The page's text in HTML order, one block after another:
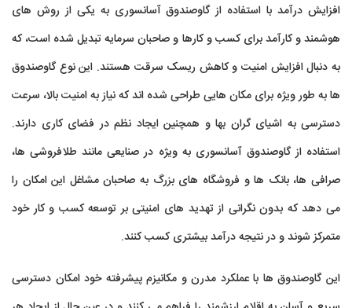
افزایش درآمد با استفاده از گاوصندوق آسانسوری به یکی از روش های
هوشمند و کارآمد برای کسب و کارها و صاحبان سرمایه تبدیل شده است، که
به دنبال افزایش امنیت و کاهش ریسک سرقت هستند. این نوع گاوصندوق
ها به طور ویژه برای مکان هایی طراحی شده اند که نیاز به امنیت بالا، سرعت
دسترسی به اشیای گران بها و همچنین ایجاد نظم در فضای کاری دارند.
استفاده از گاوصندوق آسانسوری به ویژه در صنایعی مانند طلافروشی ها،
صرافی ها، بانک ها و فروشگاه های بزرگ به صاحبان مشاغل این امکان را
می دهد که بدون نگرانی از تهدید های امنیتی بر توسعه کسب و کار خود
متمرکز شوند و در نتیجه درآمد بیشتری کسب کنند.
این گاوصندوق ها با عملکرد مدرن و مکانیزم پیشرفته خود امکان دسترسی